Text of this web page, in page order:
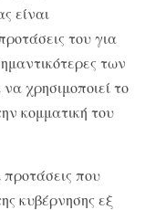
είναι
του για
των
χρησιμοποιεί το
κομματική του
που
κυβέρνησης εξ